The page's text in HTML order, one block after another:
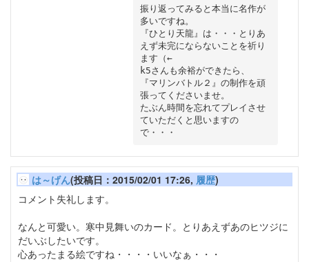
振り返ってみると本当に名作が
多いですね。
『ひとり天龍』は・・・とりあ
えず未完にならないことを祈り
ます（←
k5さんも余裕ができたら、
『マリンバトル２』の制作を頑
張ってくださいませ。
たぶん時間を忘れてプレイさせ
ていただくと思いますの
は～げん(投稿日：2015/02/01 17:26, 履歴)
コメント失礼します。
なんと可愛い。寒中見舞いのカード。とりあえずあのヒツジに
だいぶしたいです。
心あったまる絵ですね・・・・いいなぁ・・・